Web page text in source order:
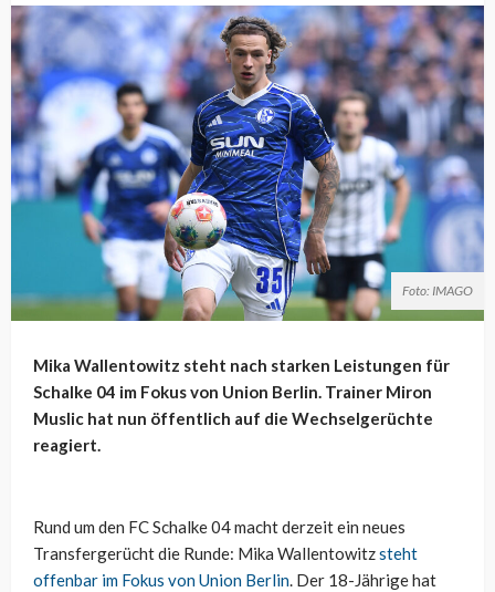
Foto: IMAGO
Mika Wallentowitz steht nach starken Leistungen für
Schalke 04 im Fokus von Union Berlin. Trainer Miron
Muslic hat nun öffentlich auf die Wechselgerüchte
reagiert.
Rund um den FC Schalke 04 macht derzeit ein neues
Transfergerücht die Runde: Mika Wallentowitzsteht
offenbar im Fokus von Union Berlin. Der 18-Jährige hat